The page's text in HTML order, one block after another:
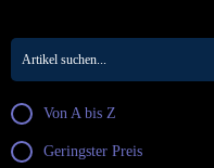
Von A bis Z
Geringster Preis